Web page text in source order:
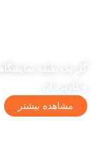
گل یک طبقه
مشاهده بیشتر